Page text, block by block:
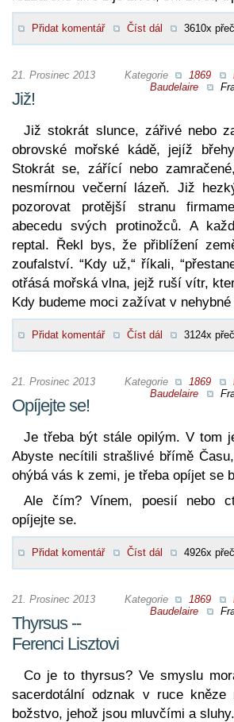
Přidat komentář Číst dál 3610x
Kategorie 1869
Baudelaire
21. Prosinec 2013
Již!
Již stokrát slunce, zářivé nebo
obrovské mořské kádě, jejíž
Stokrát se, zářící nebo
nesmírnou večerní lázeň. Již
pozorovat protější stranu
abecedu svých protinožců. A
reptal. Řekl bys, že přiblížení
zoufalství. “Kdy už,“ říkali,
otřásá mořská vlna, jejž ruší vítr,
Kdy budeme moci zažívat v nehybné
Přidat komentář Číst dál 3124x
Kategorie 1869
Baudelaire
21. Prosinec 2013
Opíjejte se!
Je třeba být stále opilým. V tom
Abyste necítili strašlivé břímě
ohýbá vás k zemi, je třeba opíjet se
Ale čím? Vínem, poesií nebo
opíjejte se.
Přidat komentář Číst dál 4926x
Kategorie 1869
Baudelaire
21. Prosinec 2013
Thyrsus --
Ferenci Lisztovi
Co je to thyrsus? Ve smyslu
sacerdotální odznak v ruce kněze
božstvo, jehož jsou mluvčími a